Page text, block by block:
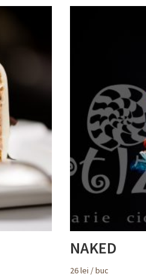
NAKED
26lei / buc